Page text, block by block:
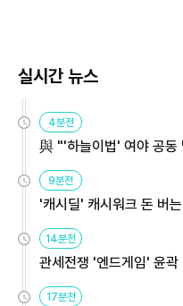
실시간 뉴스
4분전
與 "'하늘이법' 여야 공동
9분전
'캐시딜' 캐시워크 돈 버
14분전
관세전쟁 '엔드게임' 윤
17분전